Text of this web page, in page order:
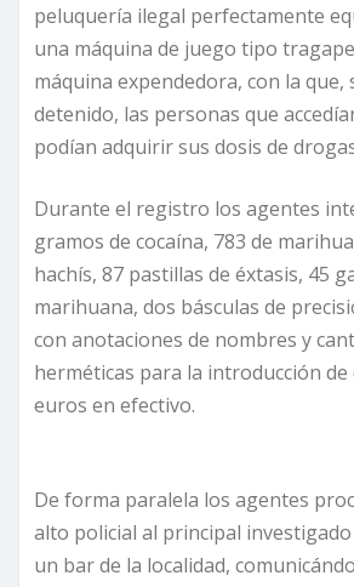
peluquería ilegal perfectamente
una máquina de juego tipo
máquina expendedora, con la que,
detenido, las personas que
podían adquirir sus dosis de
Durante el registro los agentes
gramos de cocaína, 783 de
hachís, 87 pastillas de éxtasis, 45
marihuana, dos básculas de
con anotaciones de nombres y
herméticas para la introducción de
euros en efectivo.
De forma paralela los agentes
alto policial al principal
un bar de la localidad,